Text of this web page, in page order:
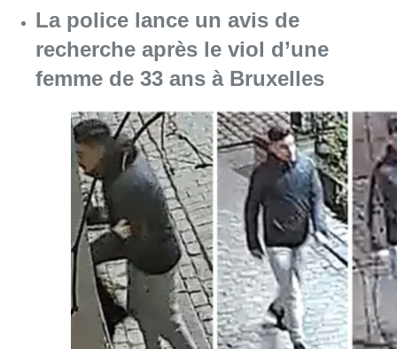
La police lance un avis de
recherche après le viol d’une
femme de 33 ans à Bruxelles